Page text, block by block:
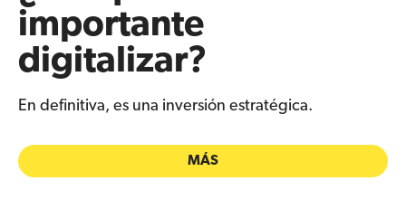
importante
digitalizar?
En definitiva, es una inversión estratégica.
MÁS